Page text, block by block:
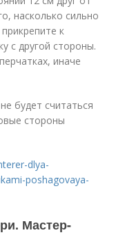
насколько сильно
к
с другой стороны.
иначе
будет считаться
стороны
dlya-
poshagovaya-
Мастер-